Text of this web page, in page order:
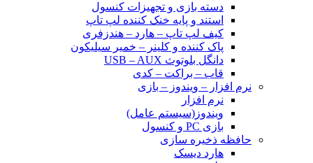
دسته بازی و تجهیزات کنسول
استند و پایه خنک کننده لپ تاپ
کیف لپ تاپ – هارد – هندزفری
پاک کننده و کلینر – خمیر سیلیکون
دانگل بلوتوث USB – AUX
قاب – براکت – کدی
نرم افزار – ویندوز – بازی
نرم افزار
ویندوز(سیستم عامل)
بازی PC و کنسول
حافظه ذخیره سازی
هارد دیسک